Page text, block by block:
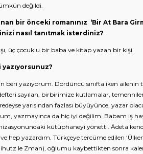
değildi.
bir önceki romanınız ‘Bir At Bara
nasıl tanıtmak isterdiniz?
üç çocuklu bir baba ve kitap yazan bir kişi.
beri yazıyorum. Dördüncü sınıfta iken ailenin
sayılan, birbirimize kutlamalar,
yarısından fazlası büyüyünce, yazar
yazmayınca da hiç iyi değilim. Babam iş
kütüphaneyi yönetti. Âdeta
hep yazardım. Türkçeye tercüme edilen
le Zman), oğlumu kaybettikten sonra